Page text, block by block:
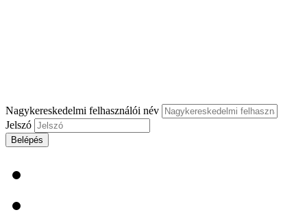
Nagykereskedelmi felhasználói név
Jelszó
Belépés